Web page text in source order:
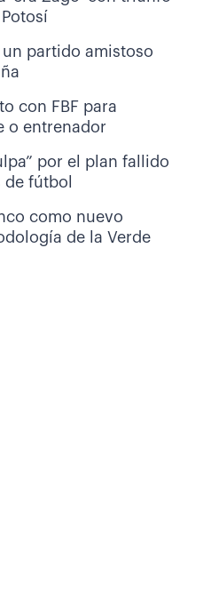
un partido amistoso
con FBF para
o entrenador
por el plan fallido
fútbol
como nuevo
de la Verde